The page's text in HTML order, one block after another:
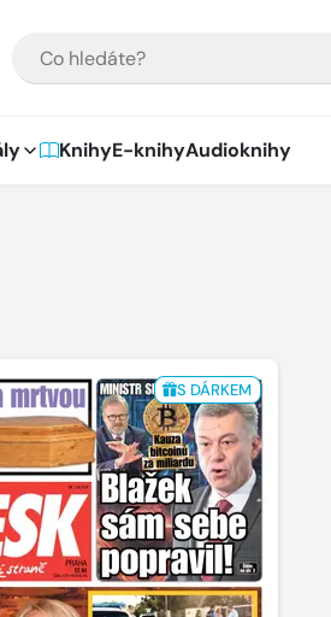
KnihyE-knihyAudioknihy
S DÁRKEM